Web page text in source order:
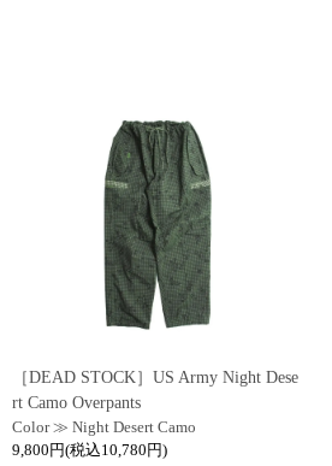
［DEAD STOCK］US Army Night Dese
rt Camo Overpants
Color ≫ Night Desert Camo
9,800円(税込10,780円)